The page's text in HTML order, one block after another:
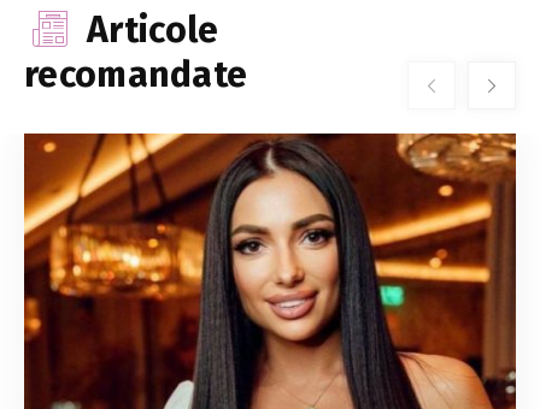
Articole
recomandate